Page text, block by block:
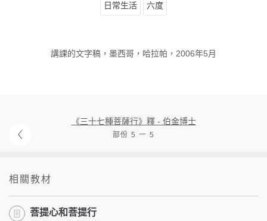
日常生活 六度
講課的文字稿，墨西哥，哈拉帕，2006年5月
《三十七種菩薩行》釋 - 伯金博士
部份 5 一 5
相關教材
菩提心和菩提行